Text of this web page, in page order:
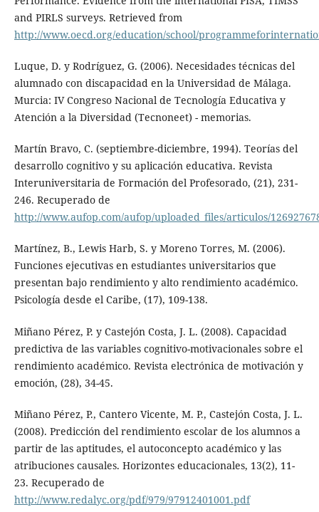
and PIRLS surveys. Retrieved from
http://www.oecd.org/education/school/
Luque, D. y Rodríguez, G. (2006). Necesidades técnicas del
alumnado con discapacidad en la Universidad de Málaga.
Murcia: IV Congreso Nacional de Tecnología Educativa y
Atención a la Diversidad (Tecnoneet) - memorias.
Martín Bravo, C. (septiembre-diciembre, 1994). Teorías del
desarrollo cognitivo y su aplicación educativa. Revista
Interuniversitaria de Formación del Profesorado, (21), 231-
246. Recuperado de
http://www.aufop.com/aufop/uploaded_files/articulos/
Martínez, B., Lewis Harb, S. y Moreno Torres, M. (2006).
Funciones ejecutivas en estudiantes universitarios que
presentan bajo rendimiento y alto rendimiento académico.
Psicología desde el Caribe, (17), 109-138.
Miñano Pérez, P. y Castejón Costa, J. L. (2008). Capacidad
predictiva de las variables cognitivo-motivacionales sobre el
rendimiento académico. Revista electrónica de motivación y
emoción, (28), 34-45.
Miñano Pérez, P., Cantero Vicente, M. P., Castejón Costa, J. L.
(2008). Predicción del rendimiento escolar de los alumnos a
partir de las aptitudes, el autoconcepto académico y las
atribuciones causales. Horizontes educacionales, 13(2), 11-
23. Recuperado de
http://www.redalyc.org/pdf/979/97912401001.pdf